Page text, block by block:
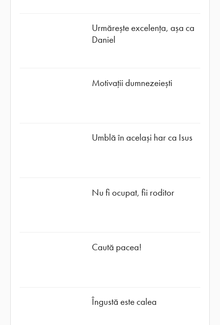
Urmărește excelența, așa ca
Daniel
Motivații dumnezeiești
Umblă în același har ca Isus
Nu fi ocupat, fii roditor
Caută pacea!
Îngustă este calea